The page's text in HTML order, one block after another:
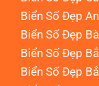
Biển Số Đẹp
Biển Số Đẹp
Biển Số Đẹp
Biển Số Đẹp